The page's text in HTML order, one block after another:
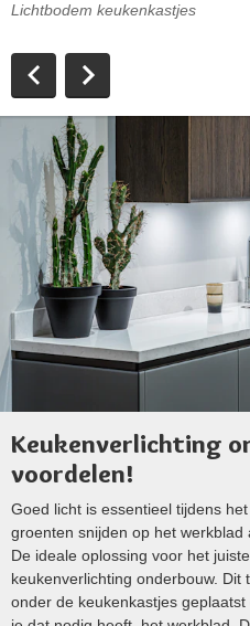
Lichtbodem keukenkastjes
Keukenverlichting
voordelen!
Goed licht is essentieel tijdens
groenten snijden op het werkblad
De ideale oplossing voor het
keukenverlichting onderbouw.
onder de keukenkastjes